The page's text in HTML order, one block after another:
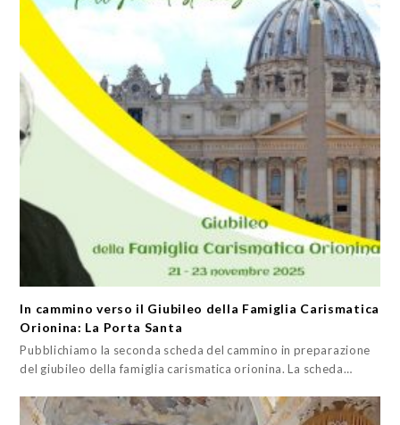
In cammino verso il Giubileo della Famiglia Carismatica
Orionina: La Porta Santa
Pubblichiamo la seconda scheda del cammino in preparazione
del giubileo della famiglia carismatica orionina. La scheda…